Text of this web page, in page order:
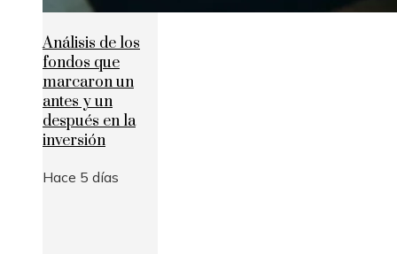
Análisis de los
fondos que
marcaron un
antes y un
después en la
inversión
Hace 5 días